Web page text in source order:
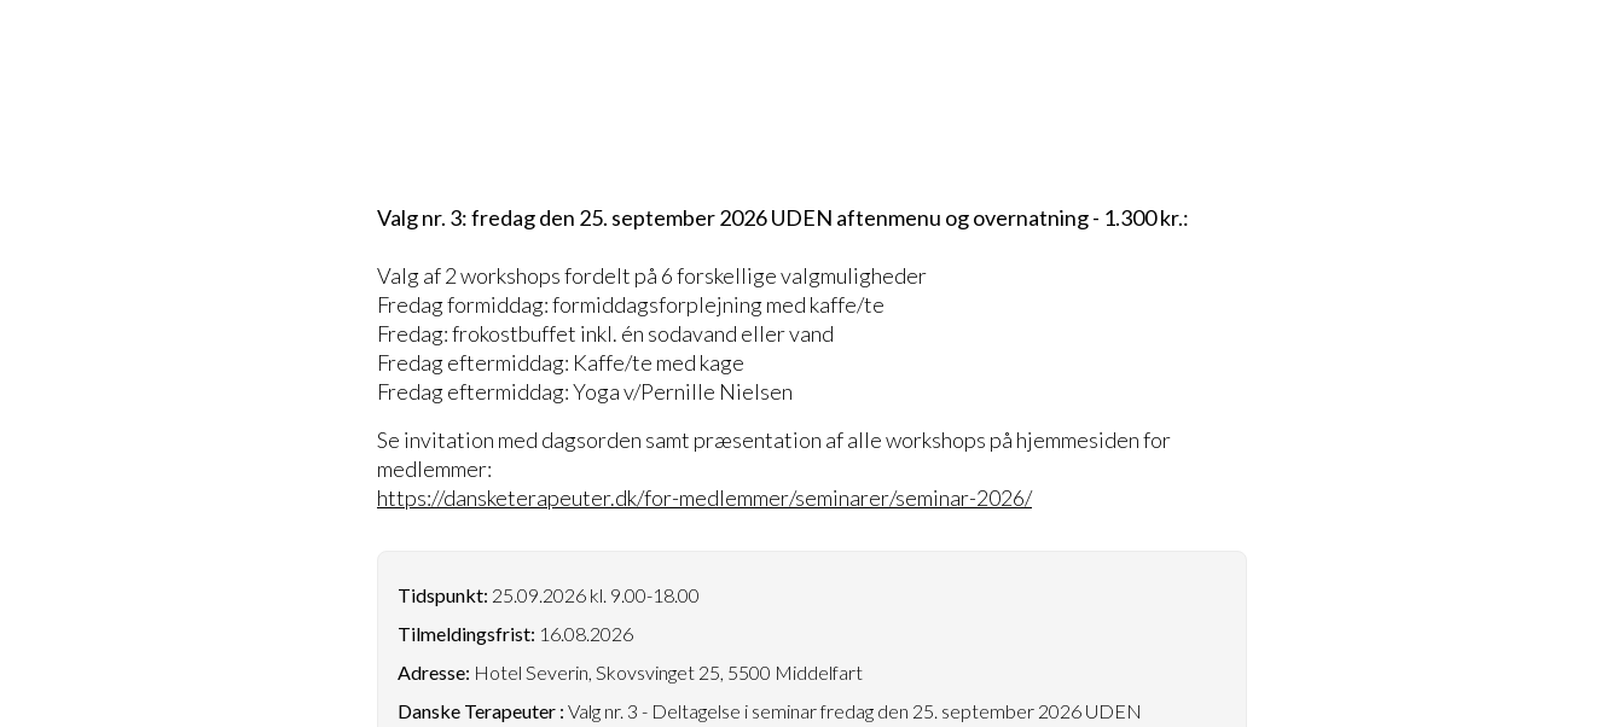
Valg nr. 3: fredag den 25. september 2026 UDEN aftenmenu og overnatning - 1.300 kr.:
Valg af 2 workshops fordelt på 6 forskellige valgmuligheder
Fredag formiddag: formiddagsforplejning med kaffe/te
Fredag: frokostbuffet inkl. én sodavand eller vand
Fredag eftermiddag: Kaffe/te med kage
Fredag eftermiddag: Yoga v/Pernille Nielsen
Se invitation med dagsorden samt præsentation af alle workshops på hjemmesiden for
medlemmer:
https://dansketerapeuter.dk/for-medlemmer/seminarer/seminar-2026/
Tidspunkt: 25.09.2026 kl. 9.00-18.00
Tilmeldingsfrist: 16.08.2026
Adresse: Hotel Severin, Skovsvinget 25, 5500 Middelfart
Danske Terapeuter : Valg nr. 3 - Deltagelse i seminar fredag den 25. september 2026 UDEN